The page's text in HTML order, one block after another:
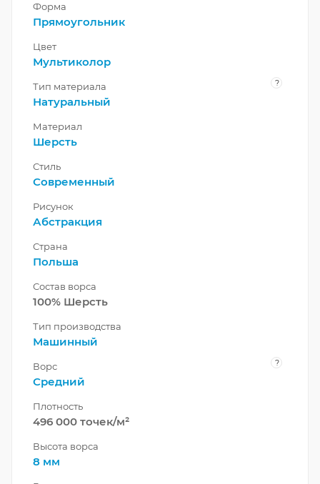
Форма
Прямоугольник
Цвет
Мультиколор
Тип материала ?
Натуральный
Материал
Шерсть
Стиль
Современный
Рисунок
Абстракция
Страна
Польша
Состав ворса
100% Шерсть
Тип производства
Машинный
Ворс ?
Средний
Плотность
496 000 точек/м²
Высота ворса
8 мм